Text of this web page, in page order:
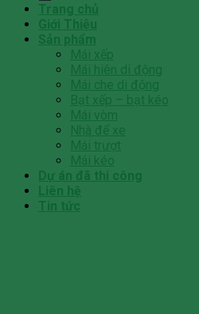
Trang chủ
Giới Thiệu
Sản phẩm
Mái xếp
Mái hiên di động
Mái che di động
Bạt xếp – bạt kéo
Mái vòm
Nhà để xe
Mái trượt
Mái kéo
Dự án đã thi công
Liên hệ
Tin tức